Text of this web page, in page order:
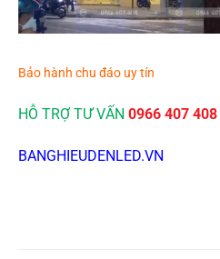
Bảo hành chu đáo uy tín
HỖ TRỢ TƯ VẤN 0966 407 408
BANGHIEUDENLED.VN